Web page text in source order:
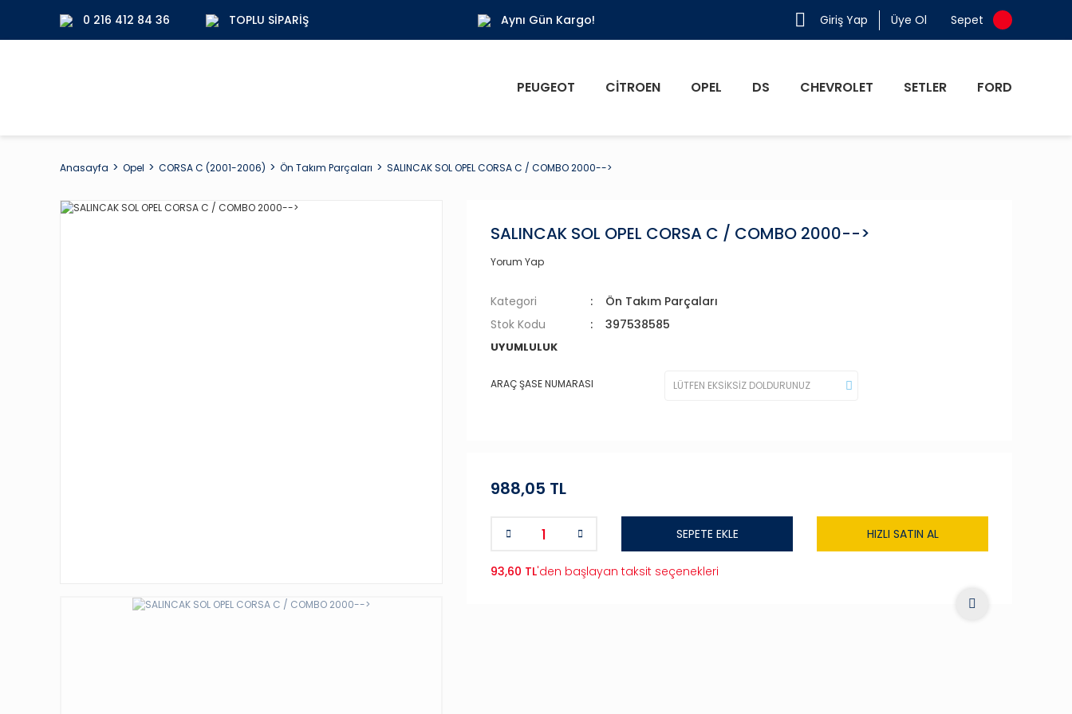
0 216 412 84 36 TOPLU SIPARIŞ Aynı Gün Kargo! Giriş Yap Üye Ol Sepet
PEUGEOT CITROEN OPEL DS CHEVROLET SETLER FORD
Anasayfa Opel CORSA C (2001-2006) Ön Takım Parçaları SALINCAK SOL OPEL CORSA C / COMBO 2000-->
SALINCAK SOL OPEL CORSA C / COMBO 2000-->
Yorum Yap
Kategori
Ön Takım Parçaları
Stok Kodu
397538585
UYUMLULUK
ARAÇ ŞASE NUMARASI
988,05 TL
SEPETE EKLE HIZLI SATIN AL
93,60 TL'den başlayan taksit seçenekleri